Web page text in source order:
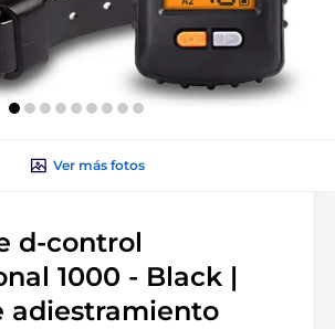
Ver más fotos
d-control
1000 - Black |
adiestramiento